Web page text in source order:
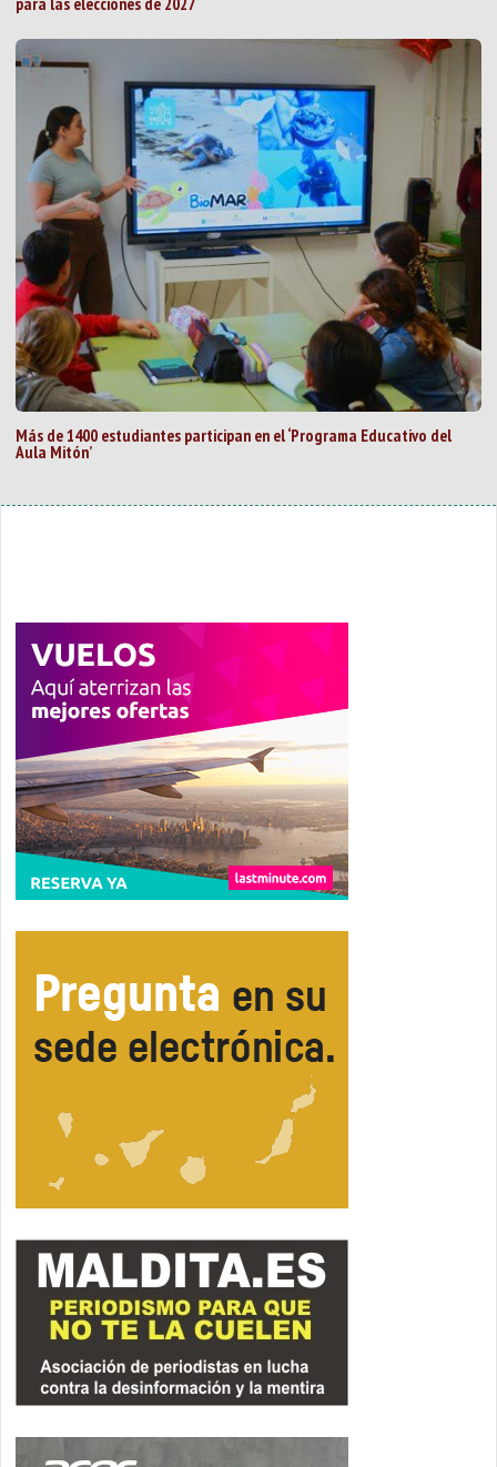
Más de 1400 estudiantes participan en el ‘Programa Educativo del
Aula Mitón’